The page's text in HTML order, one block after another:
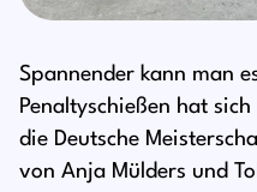
Spannender kann man
Penaltyschießen hat
die Deutsche
von Anja Mülders und